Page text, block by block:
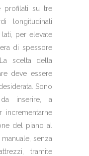
profilati su tre
longitudinali
per elevate
di spessore
scelta della
deve essere
Sono
inserire, a
incrementarne
del piano al
senza
tramite